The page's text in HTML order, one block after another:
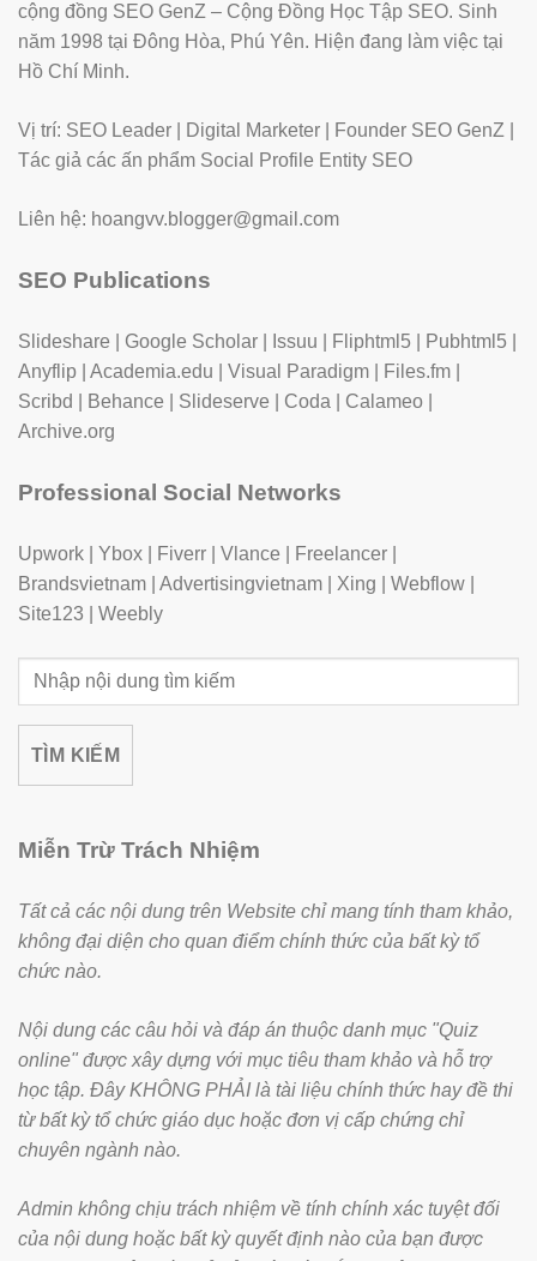
cộng đồng SEO GenZ – Cộng Đồng Học Tập SEO. Sinh
năm 1998 tại Đông Hòa, Phú Yên. Hiện đang làm việc tại
Hồ Chí Minh.
Vị trí: SEO Leader | Digital Marketer | Founder SEO GenZ |
Tác giả các ấn phẩm Social Profile Entity SEO
Liên hệ: hoangvv.blogger@gmail.com
SEO Publications
Slideshare Google Scholar Issuu Fliphtml5 Pubhtml5
Anyflip
Academia.edu Visual Paradigm Files.fm
Scribd
Behance Slideserve Coda Calameo
Archive.org
Professional Social Networks
Upwork Ybox Fiverr Vlance Freelancer
Brandsvietnam
Advertisingvietnam Xing Webflow
Site123
Weebly
Tìm
kiếm
TÌM KIẾM
Miễn Trừ Trách Nhiệm
Tất cả các nội dung trên Website chỉ mang tính tham khảo,
không đại diện cho quan điểm chính thức của bất kỳ tổ
chức nào.
Nội dung các câu hỏi và đáp án thuộc danh mục "Quiz
online" được xây dựng với mục tiêu tham khảo và hỗ trợ
học tập. Đây KHÔNG PHẢI là tài liệu chính thức hay đề thi
từ bất kỳ tổ chức giáo dục hoặc đơn vị cấp chứng chỉ
chuyên ngành nào.
Admin không chịu trách nhiệm về tính chính xác tuyệt đối
của nội dung hoặc bất kỳ quyết định nào của bạn được